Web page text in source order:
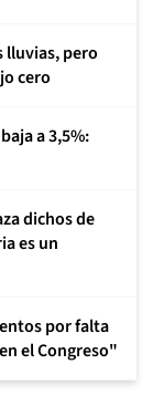
lluvias, pero
cero
a 3,5%:
dichos de
es un
por falta
el Congreso"